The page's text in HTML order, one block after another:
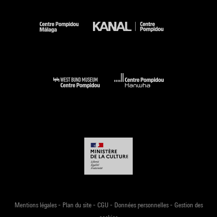
Mentions légales- Plan du site- CGU - Données personnelles- Gestion des